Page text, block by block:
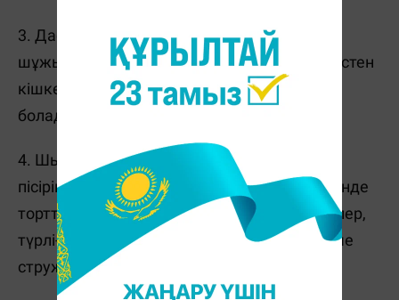
3. Дастарханды әсемдеу үшін ірімшік,
шұжықтардан, сондай-ақ жеміс пен көкөністен
кішкентай шыршалар кесіп дайындауға
болады.
4. Шыршаның пішінінде тәтті тоқаштар
пісіріңіздер. Ал шырша ойыншықтары ретінде
торттың бетін әсемдеуіштерді (ұстақ тәттілер,
түрлі-түсті крем, какао, шоколад, кокосовые
стружки және тб) қолданыңыздар.